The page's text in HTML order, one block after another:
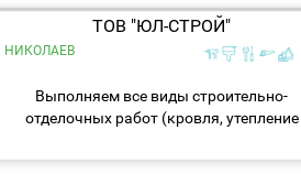
работы,укладка тротуарной плитки...
ТОВ "ЮЛ-СТРОЙ"
НИКОЛАЕВ
Выполняем все виды строительно-
отделочных работ (кровля, утепление
быстро и качественно ! Возьмём